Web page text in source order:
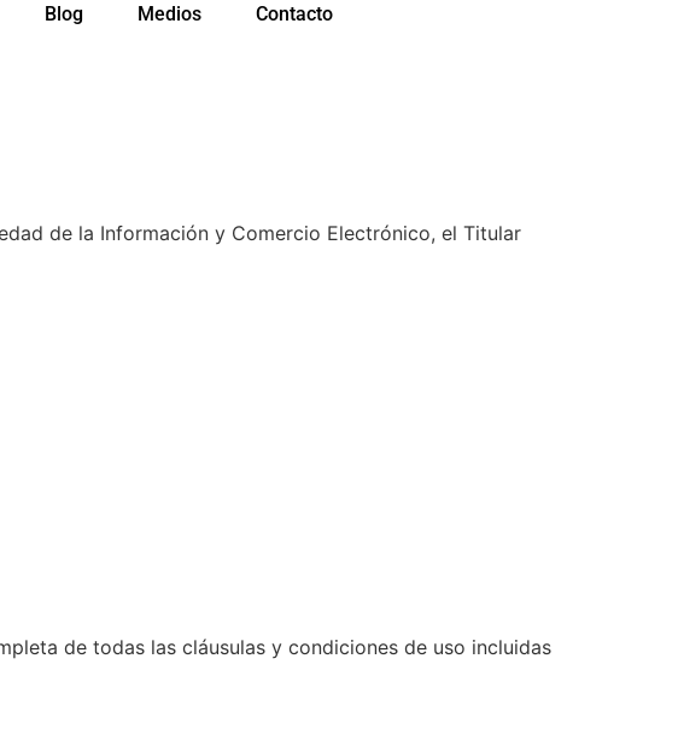
Blog Medios Contacto
de la Información y Comercio Electrónico, el Titular
de todas las cláusulas y condiciones de uso incluidas